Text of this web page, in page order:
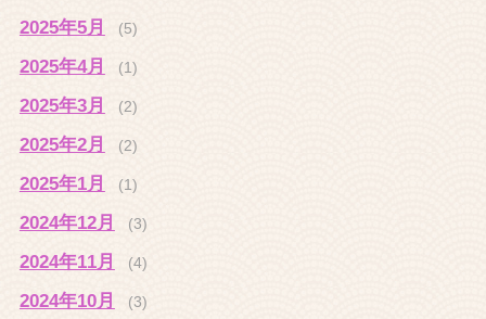
2025年5月 (5)
2025年4月 (1)
2025年3月 (2)
2025年2月 (2)
2025年1月 (1)
2024年12月 (3)
2024年11月 (4)
2024年10月 (3)